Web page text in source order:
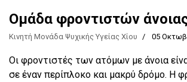
Ομάδα φροντιστών
Κινητή Μονάδα Ψυχικής Υγείας Χίου 05
Οι φροντιστές των ατόμων με άνοια
σε έναν περίπλοκο και μακρύ δρόμο. Η